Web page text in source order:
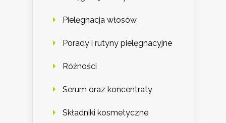
Pielęgnacja włosów
Porady i rutyny pielęgnacyjne
Różności
Serum oraz koncentraty
Składniki kosmetyczne